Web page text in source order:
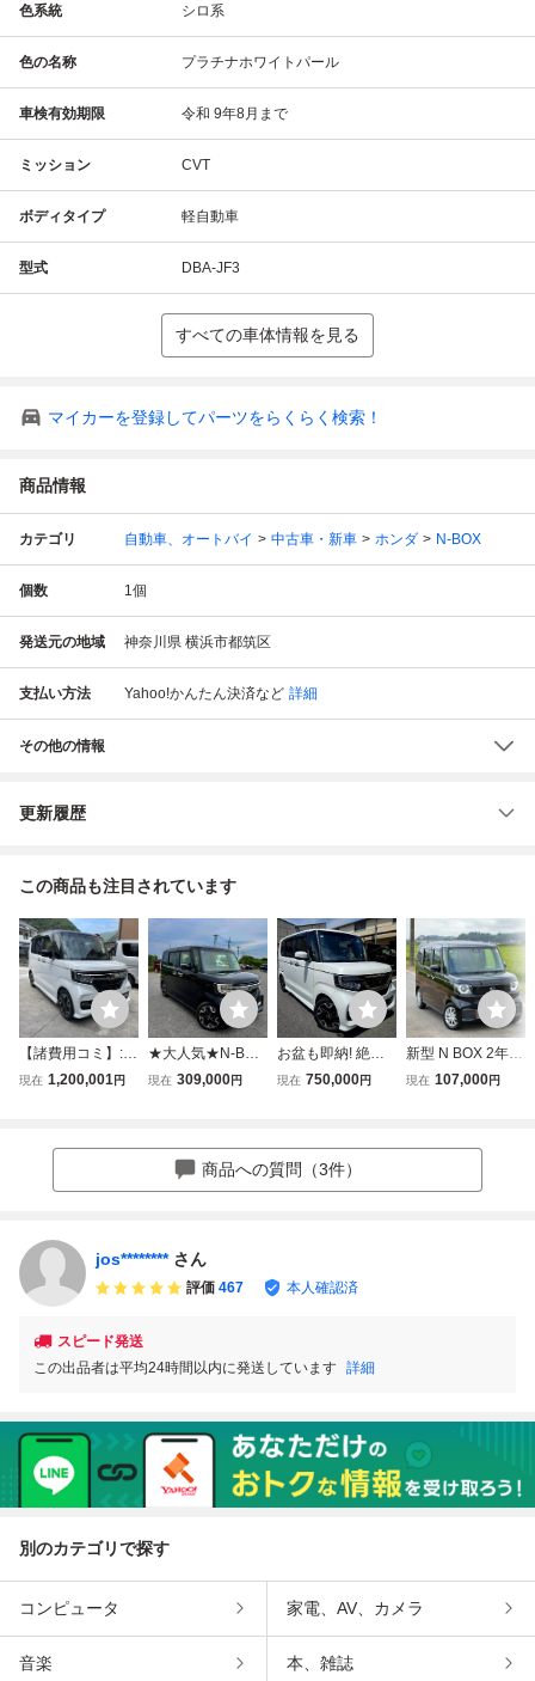
色系統 シロ系
色の名称 プラチナホワイトパール
車検有効期限 令和 9年8月まで
ミッション CVT
ボディタイプ 軽自動車
型式 DBA-JF3
すべての車体情報を見る
マイカーを登録してパーツをらくらく検索！
商品情報
カテゴリ 自動車、オートバイ 中古車・新車 ホンダ N-BOX
個数 1個
発送元の地域 神奈川県 横浜市都筑区
支払い方法 Yahoo!かんたん決済など 詳細
その他の情報
更新履歴
この商品も注目されています
【諸費用コミ】:令
和2年 ホンダ N-B
現在 1,200,001円
★大人気★N-BOX
カスタム GLター
真多数●純正ナビ
テレビ●値段交渉
現在 309,000円
お盆も即納! 絶好
調! 上級グレード!
ワンオーナー 分割
払OK(2回) 全国OK
現在 750,000円
新型 N BOX 2年本
車検付き 内装クリ
現在 107,000円
商品への質問（3件）
jos******** さん
評価 467 本人確認済
スピード発送
この出品者は平均24時間以内に発送しています 詳細
別のカテゴリで探す
コンピュータ 家電、AV、カメラ
音楽 本、雑誌